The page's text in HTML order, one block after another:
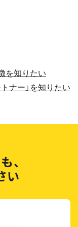
を知りたい
ナー」を知りたい
、
い